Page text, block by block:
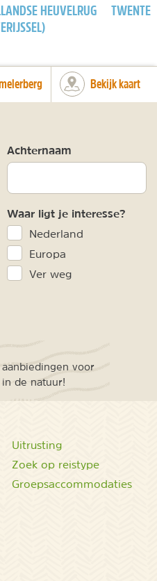
HEUVELRUG
TWENTE
Bekijk kaart
Achternaam
Waar ligt je interesse?
Nederland
Europa
Ver weg
voor
de natuur!
Uitrusting
Zoek op reistype
Groepsaccommodaties